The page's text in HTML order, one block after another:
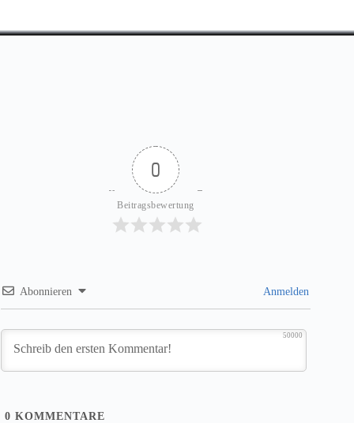
0
Beitragsbewertung
Abonnieren Anmelden
50000
0 KOMMENTARE